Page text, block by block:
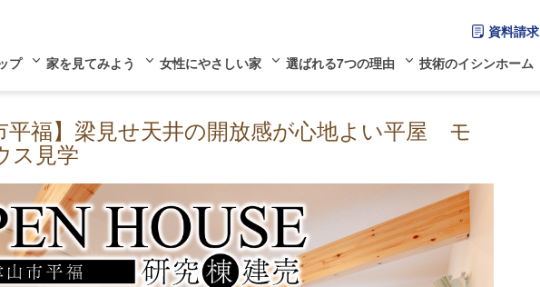
資料請求
プ
家を見てみよう 女性にやさしい家 選ばれる7つの理由 技術のイシンホーム
平福】梁見せ天井の開放感が心地よい平屋 モ
ス見学